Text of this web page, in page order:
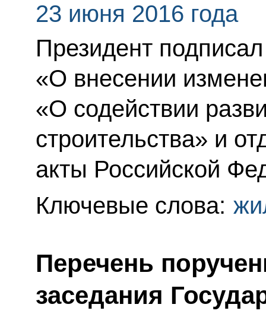
23 июня 2016 года
Президент
«О внесении
«О содействии
строительства» и
акты Российской
Ключевые слова:
Перечень
заседания